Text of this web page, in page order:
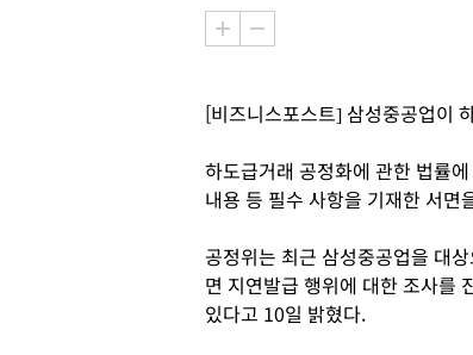
[비즈니스포스트] 삼성중공업이
하도급거래 공정화에 관한 법률
내용 등 필수 사항을 기재한 서면
공정위는 최근 삼성중공업을 대
면 지연발급 행위에 대한 조사를
있다고 10일 밝혔다.